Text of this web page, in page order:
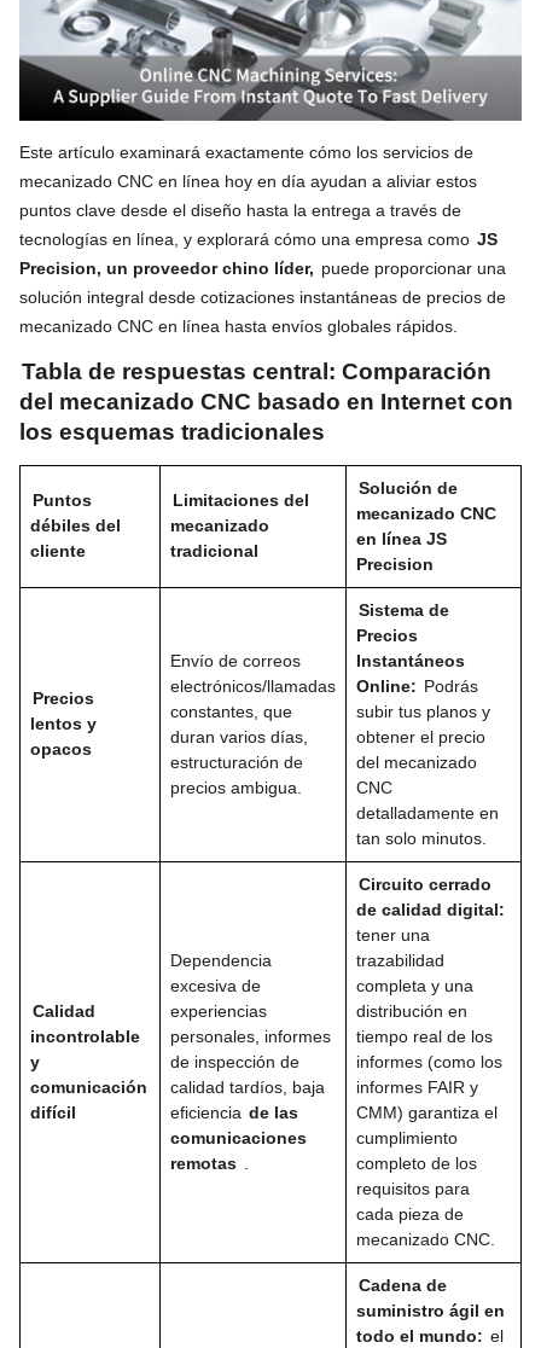
Este artículo examinará exactamente cómo los servicios de
mecanizado CNC en línea hoy en día ayudan a aliviar estos
puntos clave desde el diseño hasta la entrega a través de
tecnologías en línea, y explorará cómo una empresa como JS
Precision, un proveedor chino líder, puede proporcionar una
solución integral desde cotizaciones instantáneas de precios de
mecanizado CNC en línea hasta envíos globales rápidos.
Tabla de respuestas central: Comparación
del mecanizado CNC basado en Internet con
los esquemas tradicionales
Puntos
débiles del
cliente
Limitaciones del
mecanizado
tradicional
Solución de
mecanizado CNC
en línea JS
Precision
Precios
lentos y
opacos
Envío de correos
electrónicos/llamadas
constantes, que
duran varios días,
estructuración de
precios ambigua.
Sistema de
Precios
Instantáneos
Online: Podrás
subir tus planos y
obtener el precio
del mecanizado
CNC
detalladamente en
tan solo minutos.
Calidad
incontrolable
y
comunicación
difícil
Dependencia
excesiva de
experiencias
personales, informes
de inspección de
calidad tardíos, baja
eficiencia de las
comunicaciones
remotas
Circuito cerrado
de calidad digital:
tener una
trazabilidad
completa y una
distribución en
tiempo real de los
informes (como los
informes FAIR y
CMM) garantiza el
cumplimiento
completo de los
requisitos para
cada pieza de
mecanizado CNC.
Cadena de
suministro ágil en
todo el mundo: el